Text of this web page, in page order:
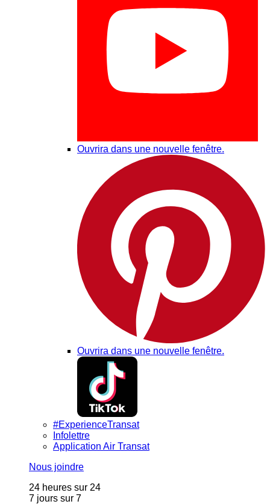
Ouvrira dans une nouvelle fenêtre.
Ouvrira dans une nouvelle fenêtre.
#ExperienceTransat
Infolettre
Application Air Transat
Nous joindre
24 heures sur 24
7 jours sur 7